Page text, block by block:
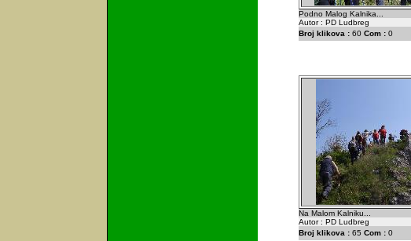
Podno Malog Kalnika...
Autor : PD Ludbreg
Broj klikova : 60 Com : 0
Na Malom Kalniku...
Autor : PD Ludbreg
Broj klikova : 65 Com : 0